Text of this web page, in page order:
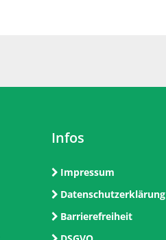
Infos
Impressum
Datenschutzerklärung
Barrierefreiheit